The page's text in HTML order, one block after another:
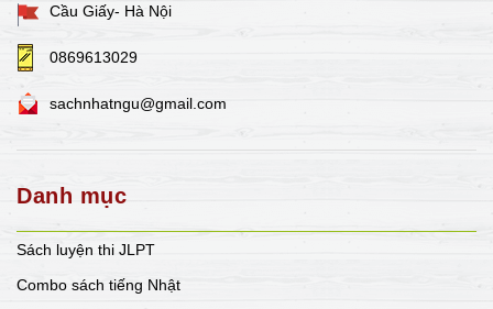
Cầu Giấy- Hà Nội
0869613029
sachnhatngu@gmail.com
Danh mục
Sách luyện thi JLPT
Combo sách tiếng Nhật